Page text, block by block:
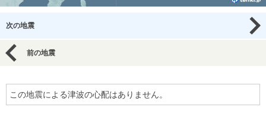
次の地震
前の地震
この地震による津波の心配はありません。